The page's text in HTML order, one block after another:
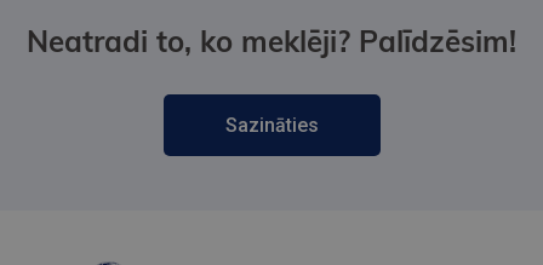
Neatradi to, ko meklēji? Palīdzēsim!
Sazināties